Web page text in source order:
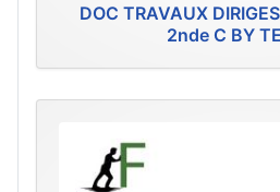
DOC TRAVAUX
2nde C BY